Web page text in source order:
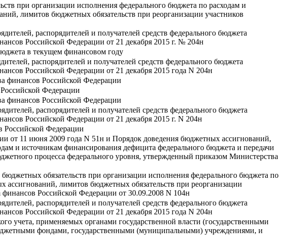
при организации исполнения федерального бюджета по расходам и
лимитов бюджетных обязательств при реорганизации участников
распорядителей и получателей средств федерального бюджета
Российской Федерации от 21 декабря 2015 г. № 204н
в текущем финансовом году
распорядителей и получателей средств федерального бюджета
Российской Федерации от 21 декабря 2015 года N 204н
финансов Российской Федерации
Федерации
финансов Российской Федерации
распорядителей и получателей средств федерального бюджета
Российской Федерации от 21 декабря 2015 г. N 204н
Российской Федерации
от 11 июня 2009 года N 51н и Порядок доведения бюджетных ассигнований,
и источникам финансирования дефицита федерального бюджета и передачи
процесса федерального уровня, утвержденный приказом Министерства
обязательств при организации исполнения федерального бюджета по
лимитов бюджетных обязательств при реорганизации
Российской Федерации от 30.09.2008 N 104н
распорядителей и получателей средств федерального бюджета
Российской Федерации от 21 декабря 2015 года N 204н
учета, применяемых органами государственной власти (государственными
фондами, государственными (муниципальными) учреждениями, и